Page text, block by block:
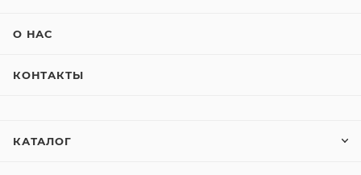
О НАС
КОНТАКТЫ
КАТАЛОГ